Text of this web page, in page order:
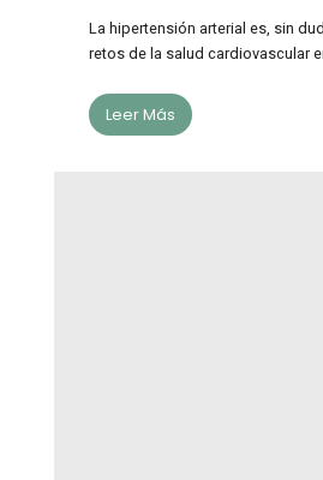
La hipertensión arterial es, sin
retos de la salud cardiovascular
Leer Más